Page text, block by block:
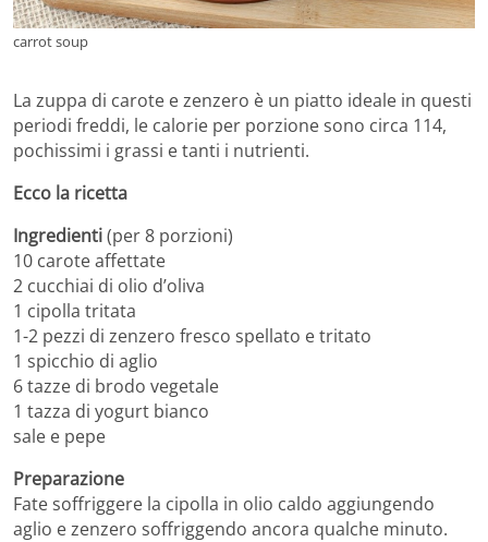
carrot soup
La zuppa di carote e zenzero è un piatto ideale in questi
periodi freddi, le calorie per porzione sono circa 114,
pochissimi i grassi e tanti i nutrienti.
Ecco la ricetta
Ingredienti(per 8 porzioni)
10 carote affettate
2 cucchiai di olio d’oliva
1 cipolla tritata
1-2 pezzi di zenzero fresco spellato e tritato
1 spicchio di aglio
6 tazze di brodo vegetale
1 tazza di yogurt bianco
sale e pepe
Preparazione
Fate soffriggere la cipolla in olio caldo aggiungendo
aglio e zenzero soffriggendo ancora qualche minuto.